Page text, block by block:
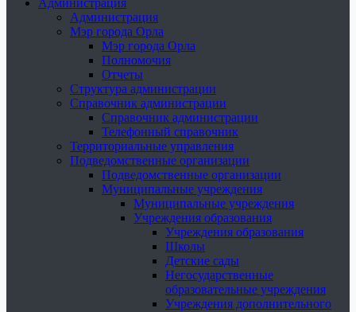
Администрация
Администрация
Мэр города Орла
Мэр города Орла
Полномочия
Отчеты
Структура администрации
Справочник администрации
Справочник администрации
Телефонный справочник
Территориальные управления
Подведомственные организации
Подведомственные организации
Муниципальные учреждения
Муниципальные учреждения
Учреждения образования
Учреждения образования
Школы
Детские сады
Негосударственные
образовательные учреждения
Учреждения дополнительного